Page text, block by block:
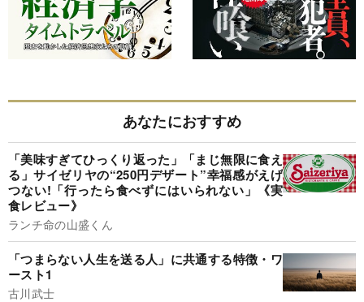
あなたにおすすめ
「美味すぎてひっくり返った」「まじ無限に食え
る」サイゼリヤの“250円デザート”幸福感がえげ
つない!「行ったら食べずにはいられない」《実
食レビュー》
ランチ命の山盛くん
「つまらない人生を送る人」に共通する特徴・ワ
ースト1
古川武士